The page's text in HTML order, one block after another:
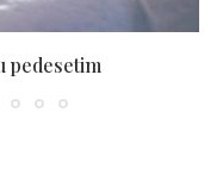
pedesetim